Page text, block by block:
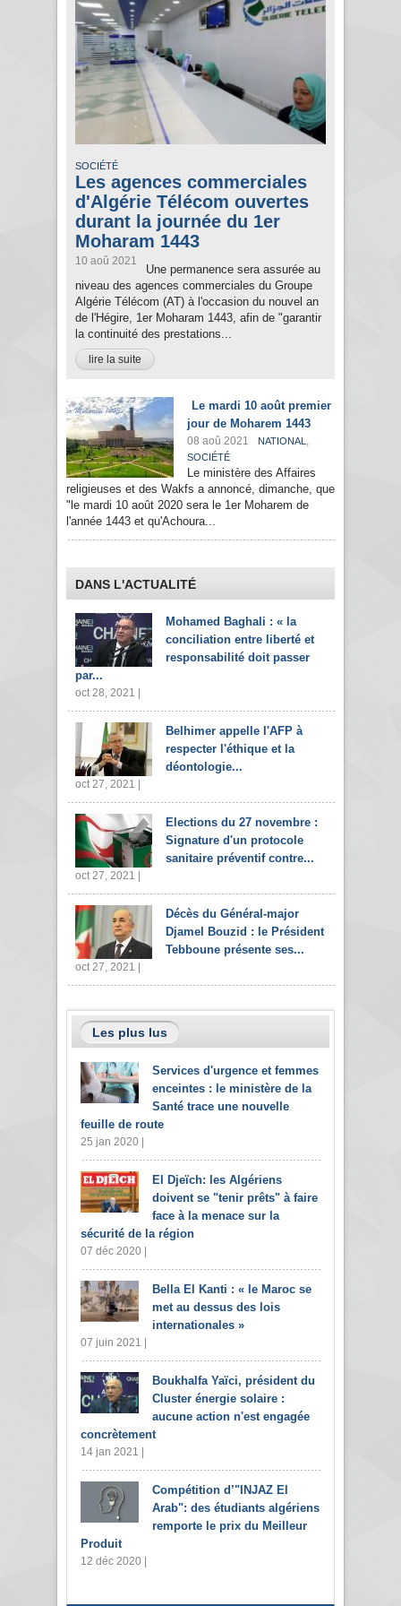
SOCIÉTÉ
Les agences commerciales
d'Algérie Télécom ouvertes
durant la journée du 1er
Moharam 1443
10 aoû 2021
Une permanence sera assurée au
niveau des agences commerciales du Groupe
Algérie Télécom (AT) à l'occasion du nouvel an
de l'Hégire, 1er Moharam 1443, afin de "garantir
la continuité des prestations...
lire la suite
Le mardi 10 août premier
jour de Moharem 1443
08 aoû 2021 NATIONAL ,
SOCIÉTÉ
Le ministère des Affaires
religieuses et des Wakfs a annoncé, dimanche, que
"le mardi 10 août 2020 sera le 1er Moharem de
l'année 1443 et qu'Achoura...
DANS L'ACTUALITÉ
Mohamed Baghali : « la
conciliation entre liberté et
responsabilité doit passer
par...
oct 28, 2021 |
Belhimer appelle l'AFP à
respecter l'éthique et la
déontologie...
oct 27, 2021 |
Elections du 27 novembre :
Signature d'un protocole
sanitaire préventif contre...
oct 27, 2021 |
Décès du Général-major
Djamel Bouzid : le Président
Tebboune présente ses...
oct 27, 2021 |
Les plus lus
Services d'urgence et femmes
enceintes : le ministère de la
Santé trace une nouvelle
feuille de route
25 jan 2020 |
El Djeïch: les Algériens
doivent se "tenir prêts" à faire
face à la menace sur la
sécurité de la région
07 déc 2020 |
Bella El Kanti : « le Maroc se
met au dessus des lois
internationales »
07 juin 2021 |
Boukhalfa Yaïci, président du
Cluster énergie solaire :
aucune action n'est engagée
concrètement
14 jan 2021 |
Compétition d’"INJAZ El
Arab": des étudiants algériens
remporte le prix du Meilleur
Produit
12 déc 2020 |